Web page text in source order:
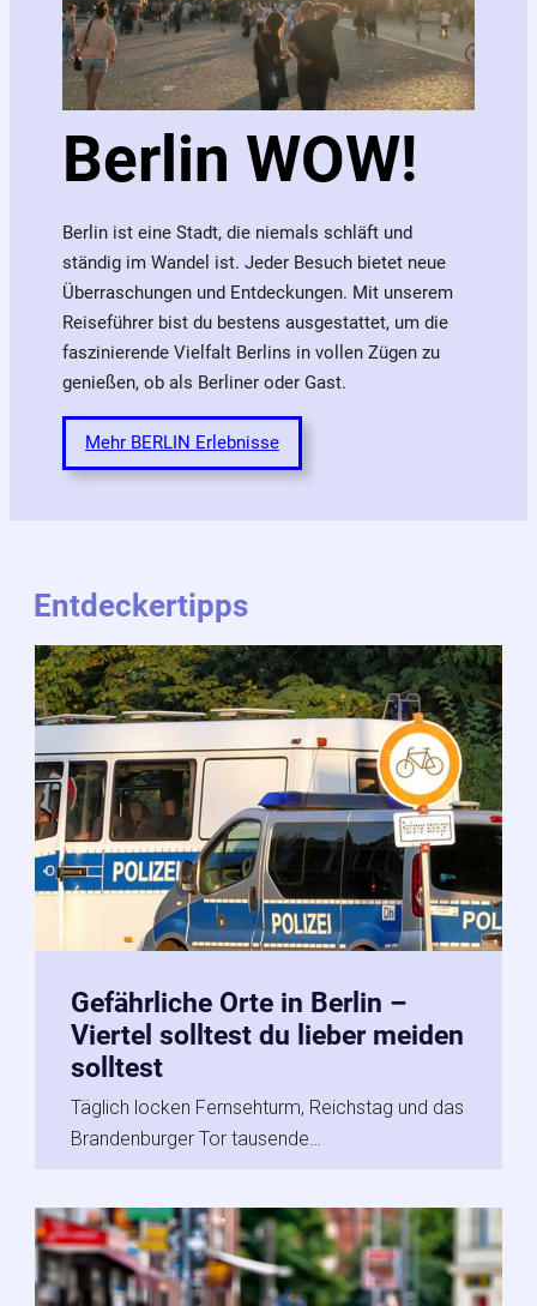
Berlin WOW!
Berlin ist eine Stadt, die niemals schläft und
ständig im Wandel ist. Jeder Besuch bietet neue
Überraschungen und Entdeckungen. Mit unserem
Reiseführer bist du bestens ausgestattet, um die
faszinierende Vielfalt Berlins in vollen Zügen zu
genießen, ob als Berliner oder Gast.
Mehr BERLIN Erlebnisse
Entdeckertipps
Gefährliche Orte in Berlin –
Viertel solltest du lieber meiden
solltest
Täglich locken Fernsehturm, Reichstag und das
Brandenburger Tor tausende…